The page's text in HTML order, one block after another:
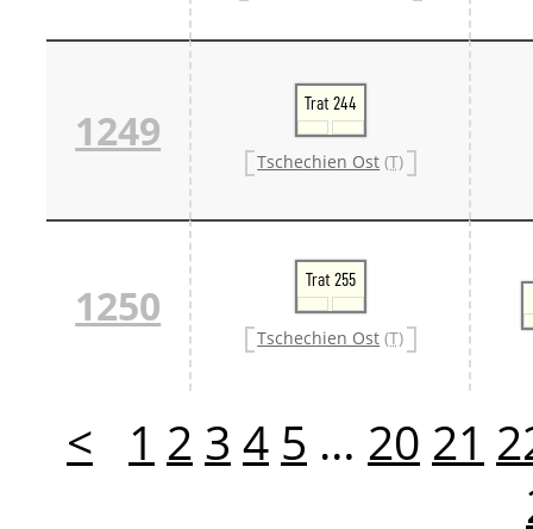
1249
Trat 244
Tschechien Ost (T)
1250
Trat 255
Tschechien Ost (T)
< 1 2 3 4 5 … 20 21